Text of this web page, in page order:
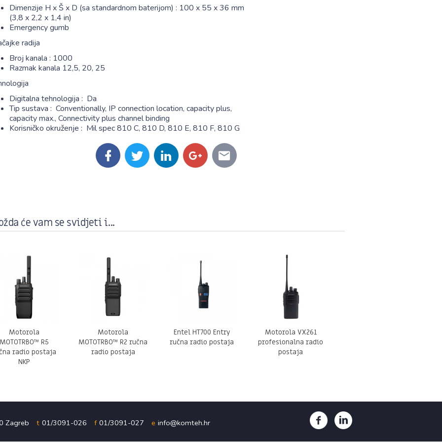
Dimenzije H x Š x D (sa standardnom baterijom) : 100 x 55 x 36 mm
(3,8 x 2,2 x 1,4 in)
Emergency gumb
radija
Broj kanala : 1000
Razmak kanala 12,5, 20, 25
Digitalna tehnologija : Da
Tip sustava : Conventionally, IP connection location, capacity plus,
capacity max., Connectivity plus channel binding
Korisničko okruženje : Mil spec 810 C, 810 D, 810 E, 810 F, 810 G
će vam se svidjeti i...
Motorola
MOTOTRBO™ R5
radio postaja
NKP
Motorola
MOTOTRBO™ R2 ručna
radio postaja
Entel HT700 Entry
ručna radio postaja
Motorola VX261
profesionalna radio
postaja
Zagreb t 01/3091-026 f 01/3091-027 e info@komteh.hr